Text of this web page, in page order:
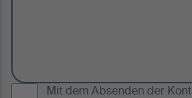
Mit dem Absenden der